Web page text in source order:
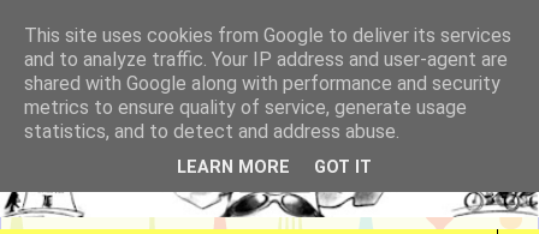
This site uses cookies from Google to deliver its services
and to analyze traffic. Your IP address and user-agent are
shared with Google along with performance and security
metrics to ensure quality of service, generate usage
statistics, and to detect and address abuse.
LEARN MORE GOT IT